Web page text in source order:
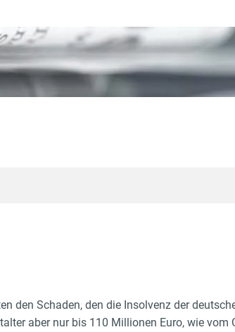
den Schaden, den die Insolvenz der
aber nur bis 110 Millionen Euro, wie vom